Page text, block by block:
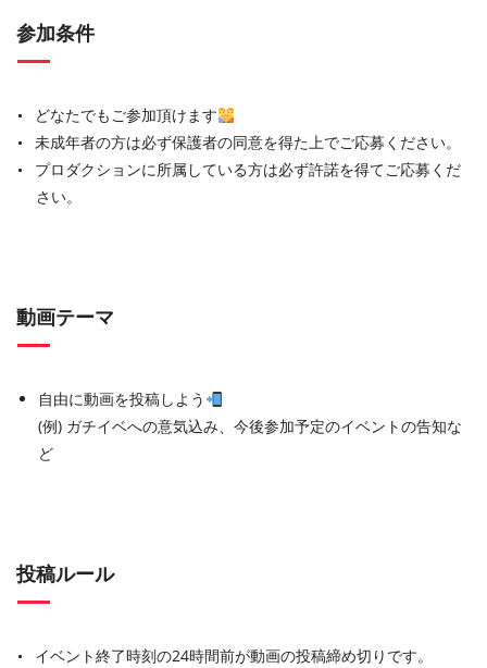
参加条件
どなたでもご参加頂けます
未成年者の方は必ず保護者の同意を得た上でご応募ください。
プロダクションに所属している方は必ず許諾を得てご応募くだ
さい。
動画テーマ
自由に動画を投稿しよう
(例) ガチイベへの意気込み、今後参加予定のイベントの告知な
ど
投稿ルール
イベント終了時刻の24時間前が動画の投稿締め切りです。